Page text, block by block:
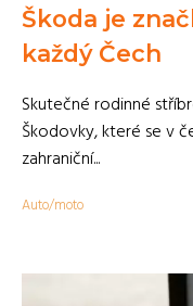
Škoda je
každý Čech
Skutečné rodinné
Škodovky, které se v
zahraniční...
Auto/moto